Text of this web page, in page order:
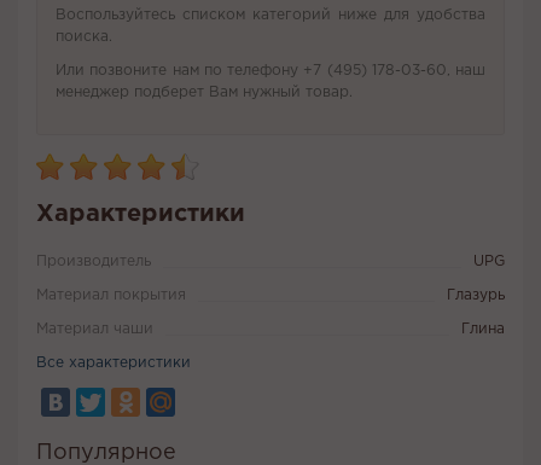
Воспользуйтесь списком категорий ниже для удобства
поиска.
Или позвоните нам по телефону +7 (495) 178-03-60, наш
менеджер подберет Вам нужный товар.
Характеристики
Производитель UPG
Материал покрытия Глазурь
Материал чаши Глина
Все характеристики
Популярное